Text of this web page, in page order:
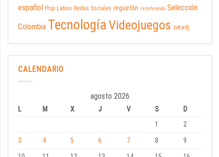
español Pop Latino Redes Sociales reguetón rezeteando Selección
Colombia TecnologíaVideojuegos zetadj
CALENDARIO
agosto 2026
L M X J V S
D
1
2
3
4 5 6 7 8
9